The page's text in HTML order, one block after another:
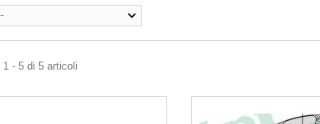
1 - 5 di 5 articoli